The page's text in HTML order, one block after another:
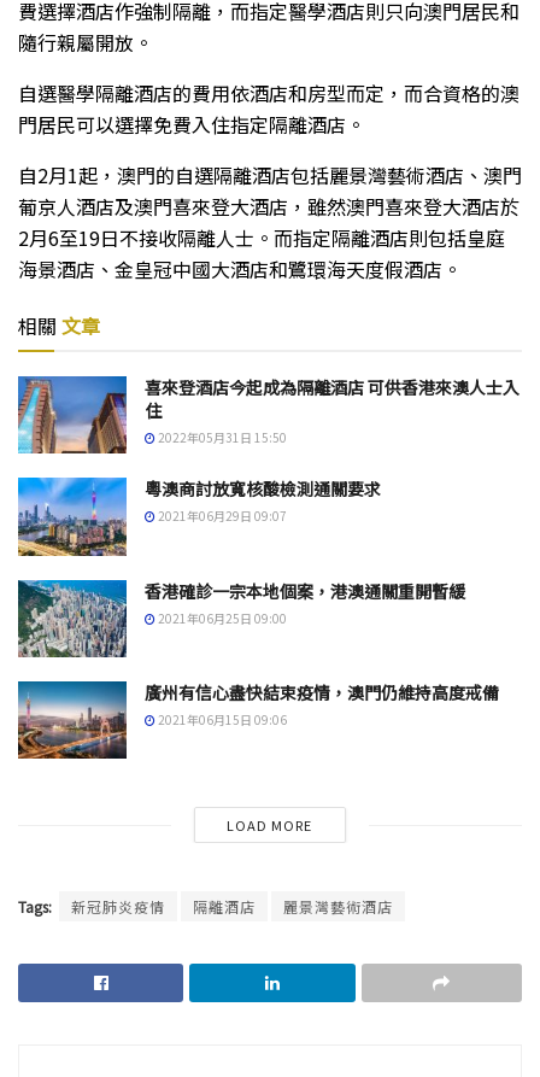
費選擇酒店作強制隔離，而指定醫學酒店則只向澳門居民和
隨行親屬開放。
自選醫學隔離酒店的費用依酒店和房型而定，而合資格的澳
門居民可以選擇免費入住指定隔離酒店。
自2月1起，澳門的自選隔離酒店包括麗景灣藝術酒店、澳門
葡京人酒店及澳門喜來登大酒店，雖然澳門喜來登大酒店於
2月6至19日不接收隔離人士。而指定隔離酒店則包括皇庭
海景酒店、金皇冠中國大酒店和鷺環海天度假酒店。
相關 文章
喜來登酒店今起成為隔離酒店 可供香港來澳人士入
住
2022年05月31日 15:50
粵澳商討放寬核酸檢測通關要求
2021年06月29日 09:07
香港確診一宗本地個案，港澳通關重開暫緩
2021年06月25日 09:00
廣州有信心盡快結束疫情，澳門仍維持高度戒備
2021年06月15日 09:06
LOAD MORE
Tags: 新冠肺炎疫情 隔離酒店 麗景灣藝術酒店